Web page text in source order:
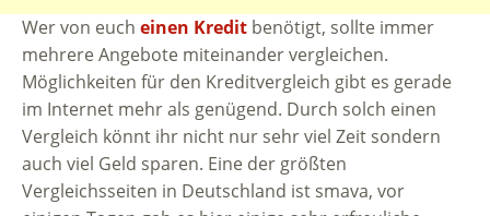
Wer von euch einen Kredit benötigt, sollte immer
mehrere Angebote miteinander vergleichen.
Möglichkeiten für den Kreditvergleich gibt es gerade
im Internet mehr als genügend. Durch solch einen
Vergleich könnt ihr nicht nur sehr viel Zeit sondern
auch viel Geld sparen. Eine der größten
Vergleichsseiten in Deutschland ist smava, vor